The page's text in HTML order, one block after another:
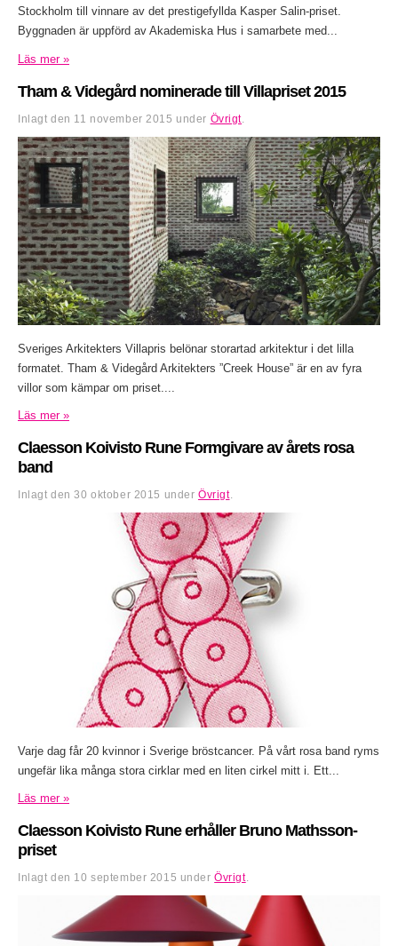
Stockholm till vinnare av det prestigefyllda Kasper Salin-priset.
Byggnaden är uppförd av Akademiska Hus i samarbete med...
Läs mer »
Tham & Videgård nominerade till Villapriset 2015
Inlagt den 11 november 2015 under Övrigt
Sveriges Arkitekters Villapris belönar storartad arkitektur i det lilla
formatet. Tham & Videgård Arkitekters ”Creek House” är en av fyra
villor som kämpar om priset....
Läs mer »
Claesson Koivisto Rune Formgivare av årets rosa
band
Inlagt den30 oktober 2015 underÖvrigt.
Varje dag får 20 kvinnor i Sverige bröstcancer. På vårt rosa band ryms
ungefär lika många stora cirklar med en liten cirkel mitt i. Ett...
Läs mer »
Claesson Koivisto Rune erhåller Bruno Mathsson-
priset
Inlagt den 10 september 2015 underÖvrigt.